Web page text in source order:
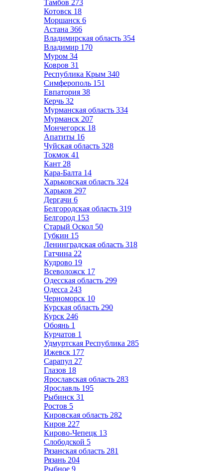
Тамбов 273
Котовск 18
Моршанск 6
Астана 366
Владимирская область 354
Владимир 170
Муром 34
Ковров 31
Республика Крым 340
Симферополь 151
Евпатория 38
Керчь 32
Мурманская область 334
Мурманск 207
Мончегорск 18
Апатиты 16
Чуйская область 328
Токмок 41
Кант 28
Кара-Балта 14
Харьковская область 324
Харьков 297
Дергачи 6
Белгородская область 319
Белгород 153
Старый Оскол 50
Губкин 15
Ленинградская область 318
Гатчина 22
Кудрово 19
Всеволожск 17
Одесская область 299
Одесса 243
Черноморск 10
Курская область 290
Курск 246
Обоянь 1
Курчатов 1
Удмуртская Республика 285
Ижевск 177
Сарапул 27
Глазов 18
Ярославская область 283
Ярославль 195
Рыбинск 31
Ростов 5
Кировская область 282
Киров 227
Кирово-Чепецк 13
Слободской 5
Рязанская область 281
Рязань 204
Рыбное 9